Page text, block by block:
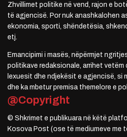
Zhvillimet politike në vend, rajon e
të agjencisë. Por nuk anashkalohen
ekonomia, sporti, shëndetësia,
etj.
Emancipimi i masës, nëpërmjet
politikave redaksionale, arrihet vetëm
lexuesit dhe ndjekësit e agjencisë, si
dhe ka mbetur premisa themelore e
@Copyright
© Shkrimet e publikuara në këtë
Kosova Post (ose të mediumeve me